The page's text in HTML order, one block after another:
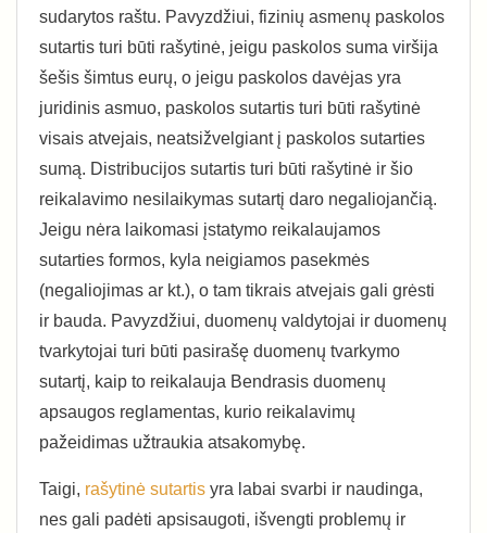
sudarytos raštu. Pavyzdžiui, fizinių asmenų paskolos
sutartis turi būti rašytinė, jeigu paskolos suma viršija
šešis šimtus eurų, o jeigu paskolos davėjas yra
juridinis asmuo, paskolos sutartis turi būti rašytinė
visais atvejais, neatsižvelgiant į paskolos sutarties
sumą. Distribucijos sutartis turi būti rašytinė ir šio
reikalavimo nesilaikymas sutartį daro negaliojančią.
Jeigu nėra laikomasi įstatymo reikalaujamos
sutarties formos, kyla neigiamos pasekmės
(negaliojimas ar kt.), o tam tikrais atvejais gali grėsti
ir bauda. Pavyzdžiui, duomenų valdytojai ir duomenų
tvarkytojai turi būti pasirašę duomenų tvarkymo
sutartį, kaip to reikalauja Bendrasis duomenų
apsaugos reglamentas, kurio reikalavimų
pažeidimas užtraukia atsakomybę.
Taigi, rašytinė sutartis yra labai svarbi ir naudinga,
nes gali padėti apsisaugoti, išvengti problemų ir